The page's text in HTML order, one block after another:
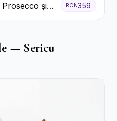
Prosecco și
RON359
— Sericu